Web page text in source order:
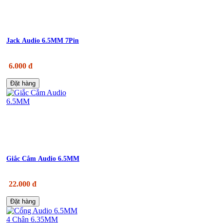
Jack Audio 6.5MM 7Pin
6.000 đ
Đặt hàng
Giắc Cắm Audio 6.5MM
22.000 đ
Đặt hàng